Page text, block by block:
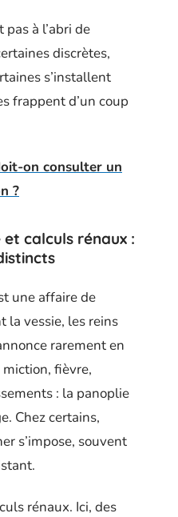
pas à l’abri de
discrètes,
s’installent
frappent d’un coup
on consulter un
?
calculs rénaux :
une affaire de
la vessie, les reins
rarement en
fièvre,
: la panoplie
Chez certains,
s’impose, souvent
rénaux. Ici, des